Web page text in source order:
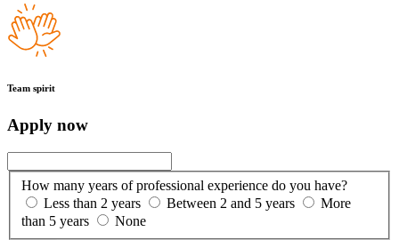
Team spirit
Apply now
How many years of professional experience do you have?
Less than 2 years
Between 2 and 5 years
than 5 years
None